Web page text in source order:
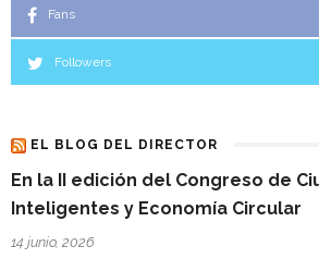
Fans
Followers
EL BLOG DEL DIRECTOR
En la II edición del Congreso de
Inteligentes y Economía Circular
14 junio, 2026